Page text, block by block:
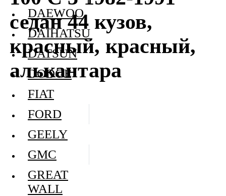
седан 44 кузов,
красный, красный,
алькантара
DAEWOO
DAIHATSU
DATSUN
DODGE
FIAT
FORD
GEELY
GMC
GREAT
WALL